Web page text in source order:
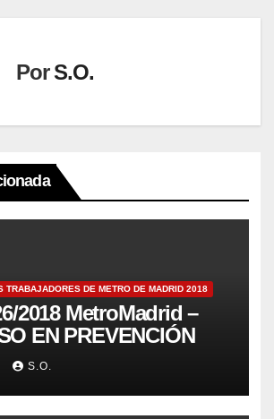
PorS.O.
TRABAJADORES DE METRO DE MADRID 2018
2018 MetroMadrid –
EN PREVENCIÓN
S.O.